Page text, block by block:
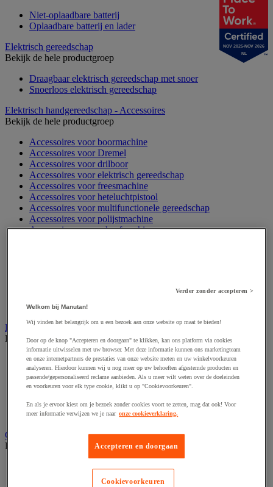
Niet-oplaadbare batterij
Oplaadbare batterij en lader
Elektrisch gereedschap
Bekijk de hele productgroep
Draagbaar elektrisch gereedschap met snoer
Snoerloos elektrisch gereedschap
Elektrisch handgereedschap - Accessoires
Bekijk de hele productgroep
Accessoires voor boormachine
Accessoires voor Dremel
Accessoires voor drilboor
Accessoires voor elektrisch gereedschap
Accessoires voor freesmachine
Accessoires voor heteluchtpistool
Accessoires voor multifunctionele gereedschap
Accessoires voor polijstmachine
Accessoires voor schaafmachine
Accessoires voor zaag
Elektrische toebehoren en verlichting
Bekijk de hele productgroep
Accessoires voor elektrisch schakelpaneel
Batterij, oplader en kabel
Elektrische kabel
Elektrische uitrusting
Verlengsnoer, stekkerdoos en kapelhaspel
Wandcontactdoos en schakelaar
Gereedschap opbergen
Bekijk de hele productgroep
Assortimentsdoos en gereedschapkoffer
Gereedschapskist en opbergtas
NOV 2025-NOV 2026
NL
Verder zonder accepteren >
Welkom bij Manutan!
Wij vinden het belangrijk om u een bezoek aan onze website op maat te bieden!
Door op de knop "Accepteren en doorgaan" te klikken, kan ons platform via cookies
informatie uitwisselen met uw browser. Met deze informatie kunnen ons marketingteam
en onze internetpartners de prestaties van onze website meten en uw winkelvoorkeuren
analyseren. Hierdoor kunnen wij u nog meer op uw behoeften afgestemde producten en
passende/gepersonaliseerd reclame aanbieden. Als u meer wilt weten over de doeleinden
en voorkeuren voor elk type cookie, klikt u op "Cookievoorkeuren".
En als je ervoor kiest om je bezoek zonder cookies voort te zetten, mag dat ook! Voor
meer informatie verwijzen we je naar onze cookieverklaring.
Accepteren en doorgaan
Cookievoorkeuren